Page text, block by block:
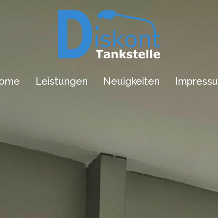
Leistungen Neuigkeiten